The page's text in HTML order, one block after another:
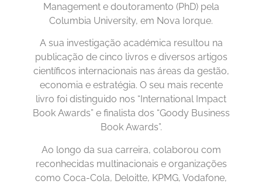
Management e doutoramento (PhD) pela
Columbia University, em Nova Iorque.
A sua investigação académica resultou na
publicação de cinco livros e diversos artigos
científicos internacionais nas áreas da gestão,
economia e estratégia. O seu mais recente
livro foi distinguido nos “International Impact
Book Awards” e finalista dos “Goody Business
Book Awards”.
Ao longo da sua carreira, colaborou com
reconhecidas multinacionais e organizações
como Coca-Cola, Deloitte, KPMG, Vodafone,